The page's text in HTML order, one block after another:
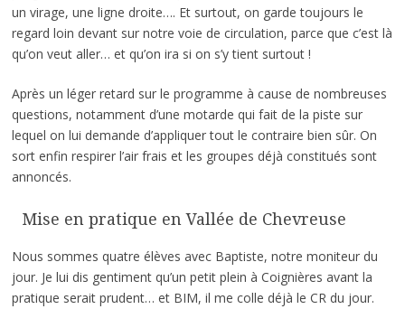
un virage, une ligne droite…. Et surtout, on garde toujours le
regard loin devant sur notre voie de circulation, parce que c’est là
qu’on veut aller… et qu’on ira si on s’y tient surtout !
Après un léger retard sur le programme à cause de nombreuses
questions, notamment d’une motarde qui fait de la piste sur
lequel on lui demande d’appliquer tout le contraire bien sûr. On
sort enfin respirer l’air frais et les groupes déjà constitués sont
annoncés.
Mise en pratique en Vallée de Chevreuse
Nous sommes quatre élèves avec Baptiste, notre moniteur du
jour. Je lui dis gentiment qu’un petit plein à Coignières avant la
pratique serait prudent… et BIM, il me colle déjà le CR du jour.